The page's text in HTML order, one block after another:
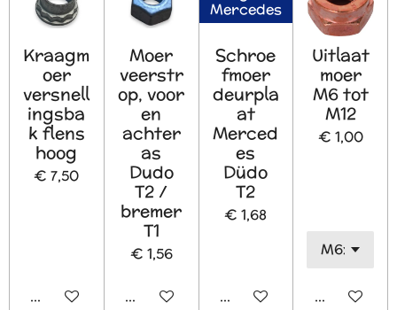
Kraagm
oer
versnell
ingsba
k flens
hoog
€ 7,50
In winkelwagen
Moer
veerstr
op, voor
en
achter
as
Dudo
T2 /
bremer
T1
€ 1,56
In winkelwagen
Mercedes
Schroe
fmoer
deurpla
at
Merced
es
Düdo
T2
€ 1,68
In winkelwagen
Uitlaat
moer
M6 tot
M12
€ 1,00
In